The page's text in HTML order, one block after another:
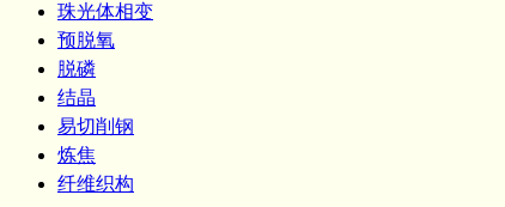
珠光体相变
预脱氧
脱磷
结晶
易切削钢
炼焦
纤维织构